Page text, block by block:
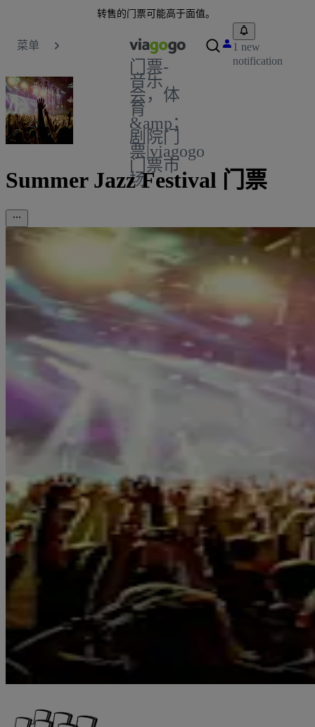
转售的门票可能高于面值。
菜单
门票-
音乐
会，体
育
&amp；
剧院门
票|viagogo
门票市
场
1 new
notification
Summer Jazz Festival 门票